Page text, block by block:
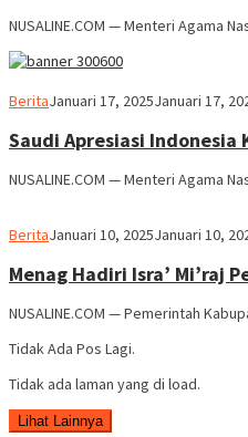
NUSALINE.COM — Menteri Agama
BeritaUsman
Januari 17, 2025Januari 17,
Saudi Apresiasi Indonesia
NUSALINE.COM — Menteri Agama
BeritaUsman
Januari 10, 2025Januari 10,
Menag Hadiri Isra’ Mi’raj
NUSALINE.COM — Pemerintah
Tidak Ada Pos Lagi.
Tidak ada laman yang di load.
Lihat Lainnya